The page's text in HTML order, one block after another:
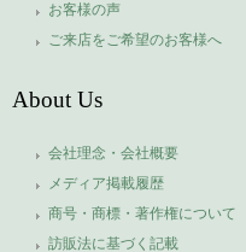
お客様の声
ご来店をご希望のお客様へ
About Us
会社理念・会社概要
メディア掲載履歴
商号・商標・著作権について
訪販法に基づく記載